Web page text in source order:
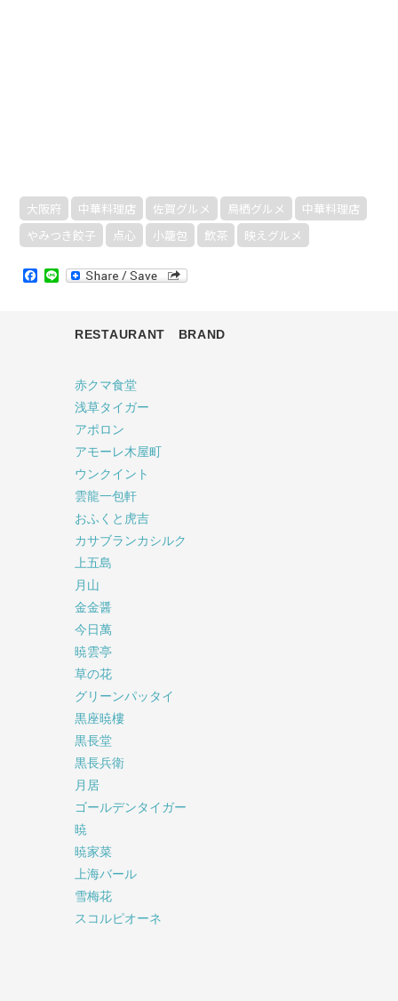
大阪府 中華料理店 佐賀グルメ 鳥栖グルメ
中華料理店
やみつき餃子
点心 小籠包 飲茶 映えグルメ
Facebook
Line
RESTAURANT BRAND
赤クマ食堂
浅草タイガー
アポロン
アモーレ木屋町
ウンクイント
雲龍一包軒
おふくと虎吉
カサブランカシルク
上五島
月山
金金醤
今日萬
暁雲亭
草の花
グリーンパッタイ
黒座暁樓
黒長堂
黒長兵衛
月居
ゴールデンタイガー
暁
暁家菜
上海バール
雪梅花
スコルピオーネ